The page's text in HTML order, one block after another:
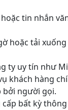
tin nhắn
hoặc tải
ty uy tín như
khách hàng
bởi người gọi.
bất kỳ